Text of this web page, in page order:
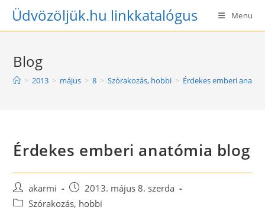
SkipÜdvözöljük.hu linkkatalógus Menu
Blog
> 2013 > május > 8 > Szórakozás, hobbi > Érdekes emberi
Érdekes emberi anatómia blog
Post
author:
akarmi
Post
published:
2013. május 8. szerda
PostSzórakozás, hobbi